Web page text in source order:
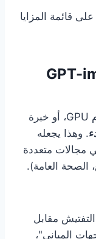
قائمة المزايا
لا حاجة لإعداد بيانات تدريب، أو خوادم GPU، أو خبرة
. وهذا يجعله
مجالات متعددة
الصحة العامة).
مقابل
المباني"،